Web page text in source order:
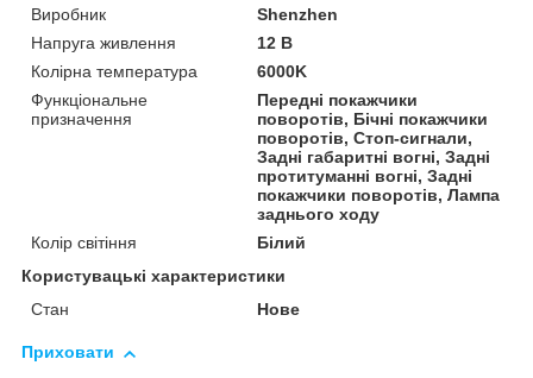
Виробник
Shenzhen
Напруга живлення
12 В
Колірна температура
6000K
Функціональне
призначення
Передні покажчики
поворотів, Бічні покажчики
поворотів, Стоп-сигнали,
Задні габаритні вогні, Задні
протитуманні вогні, Задні
покажчики поворотів, Лампа
заднього ходу
Колір світіння
Білий
Користувацькі характеристики
Стан
Нове
Приховати